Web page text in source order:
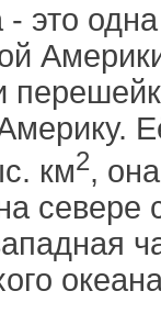
- это
км2,
севере